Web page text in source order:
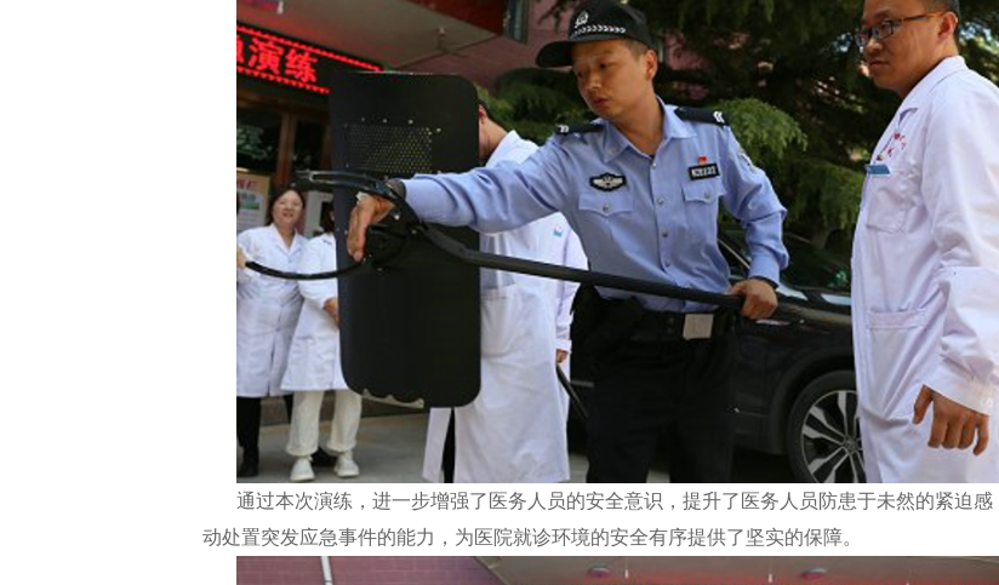
通过本次演练，进一步增强了医务人员的安全意识，提升了医务人员防患于未然的紧迫感
动处置突发应急事件的能力，为医院就诊环境的安全有序提供了坚实的保障。